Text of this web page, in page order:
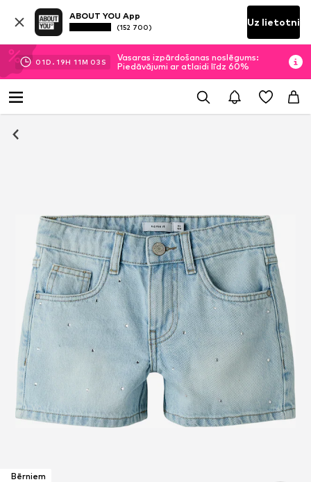
ABOUT YOU App
(152 700) Uz lietotni
01D. 19H 11M 03 S
Vasaras izpārdošanas noslēgums:
Piedāvājumi ar atlaidi līdz 60%
Bērniem